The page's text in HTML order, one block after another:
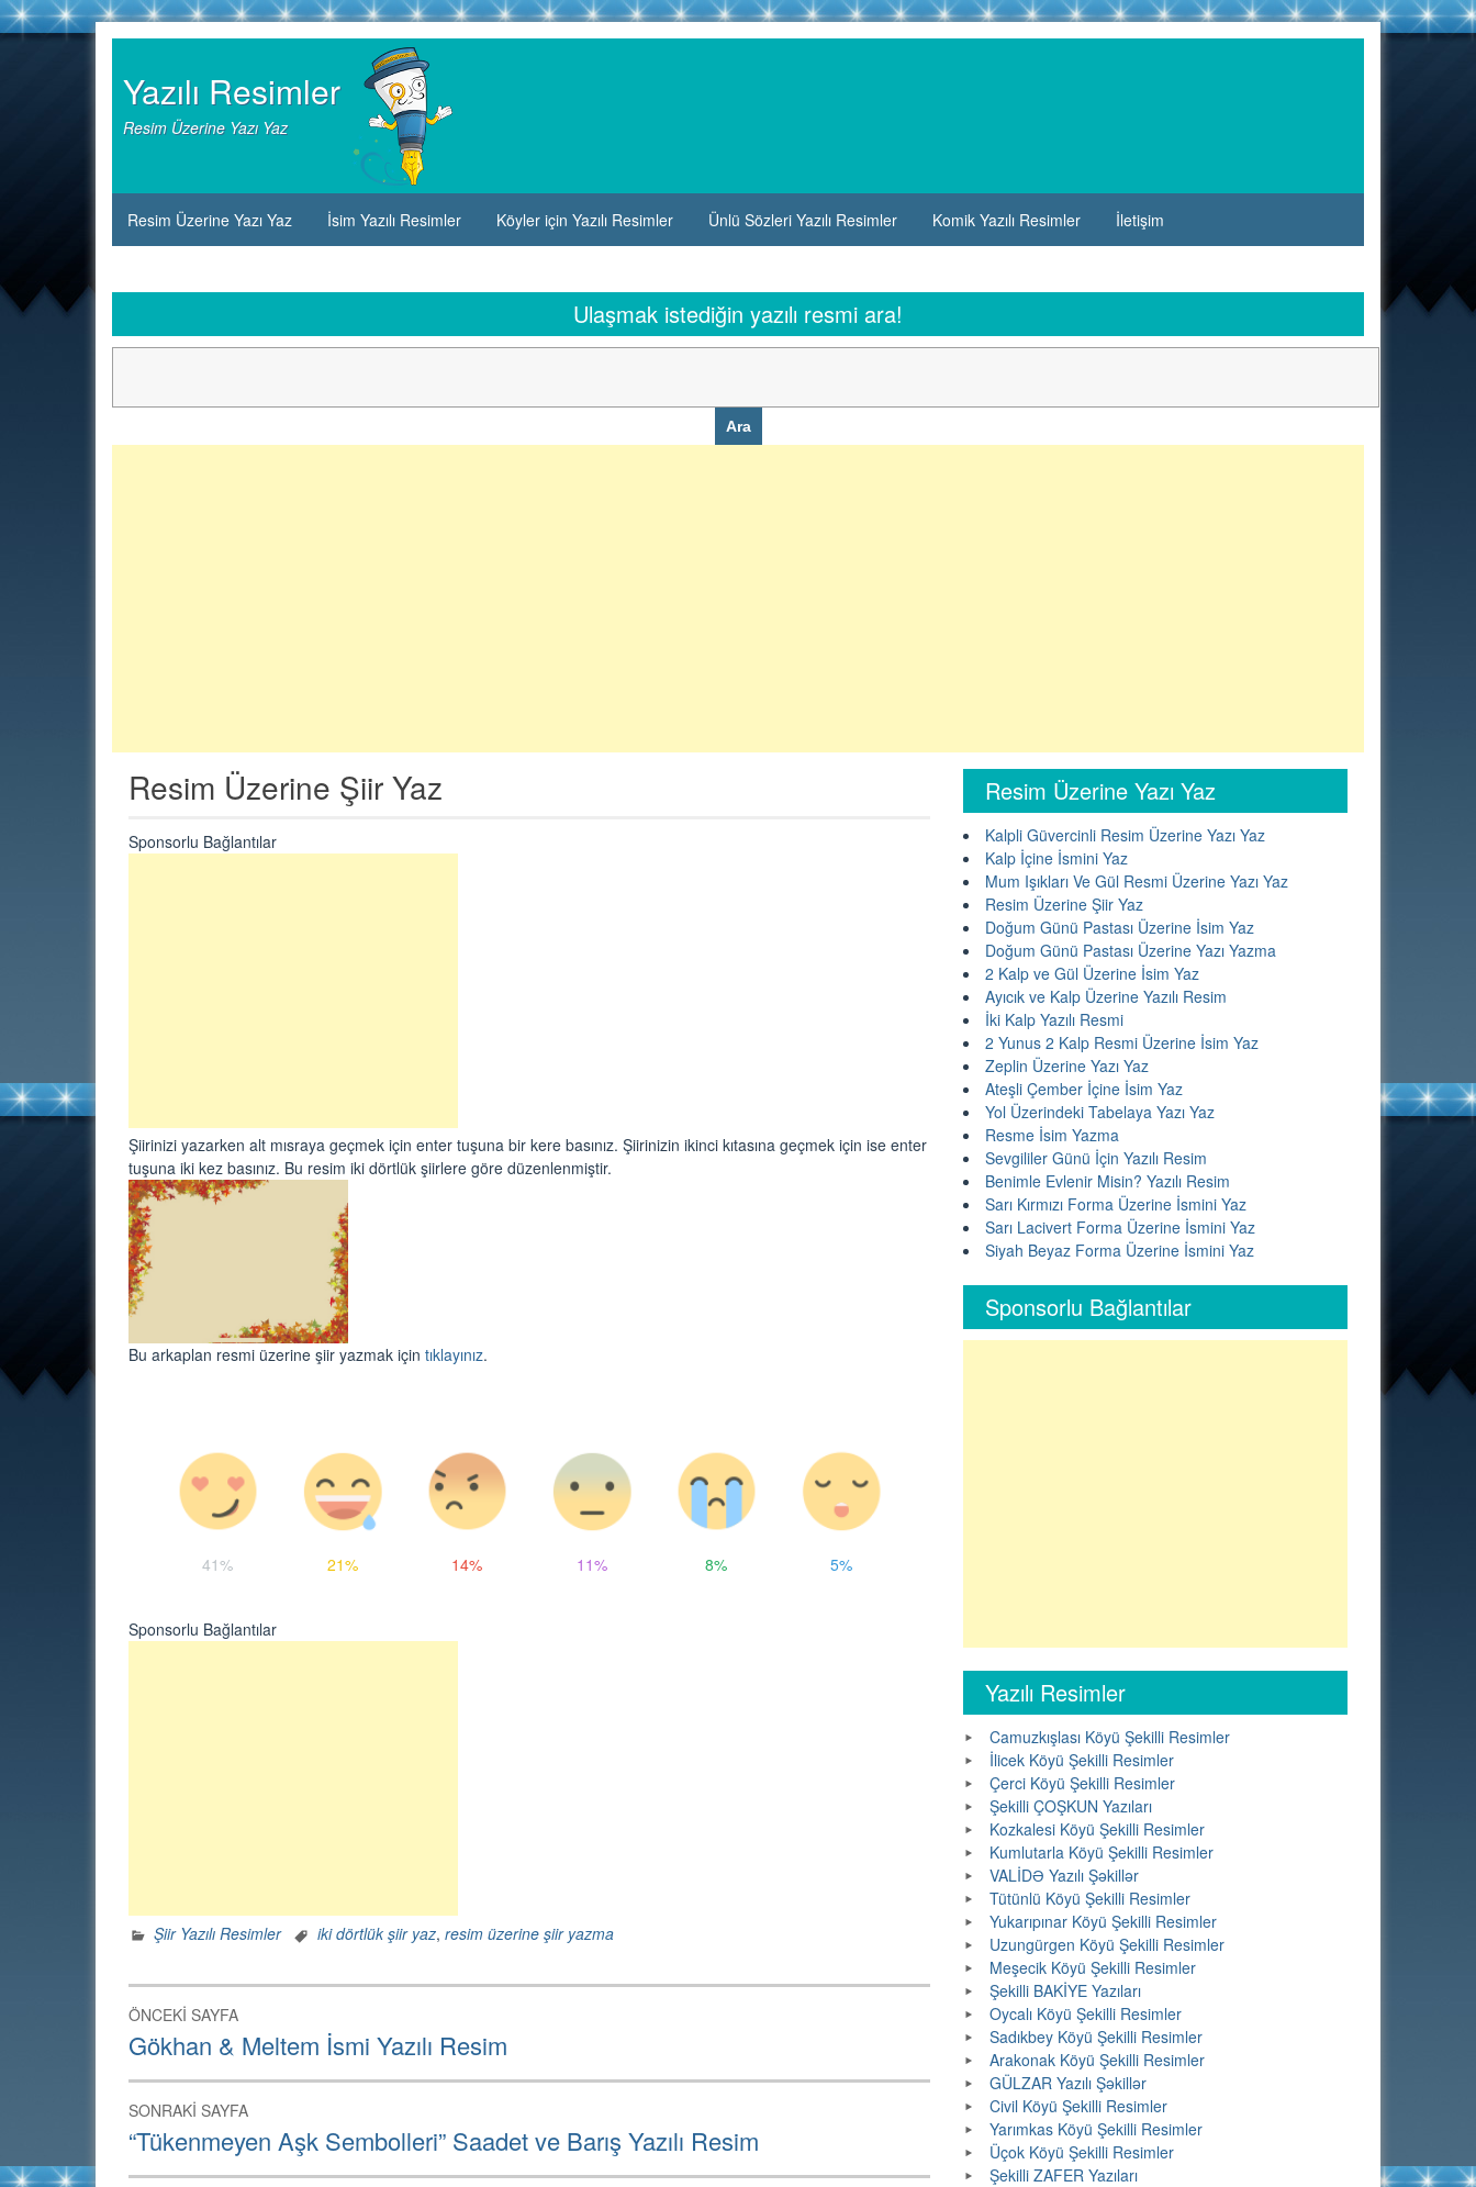
Skip
Yazılı Resimler
Resim Üzerine Yazı Yaz
Resim Üzerine Yazı Yaz İsim Yazılı Resimler Köyler için Yazılı Resimler Ünlü Sözleri Yazılı Resimler Komik Yazılı Resimler İletişim
Ulaşmak istediğin yazılı resmi ara!
Resim Üzerine Şiir Yaz
Sponsorlu Bağlantılar
Şiirinizi yazarken alt mısraya geçmek için enter tuşuna bir kere basınız. Şiirinizin ikinci kıtasına geçmek için ise enter
tuşuna iki kez basınız. Bu resim iki dörtlük şiirlere göre düzenlenmiştir.
Bu arkaplan resmi üzerine şiir yazmak için tıklayınız.
41% 21% 14% 11% 8% 5%
Sponsorlu Bağlantılar
Şiir Yazılı Resimler iki dörtlük şiir yaz, resim üzerine şiir yazma
Yazı
dolaşımı
ÖNCEKI SAYFA
Önceki
Sayfa:
Gökhan & Meltem İsmi Yazılı Resim
SONRAKI SAYFA
Sonraki
Sayfa:
“Tükenmeyen Aşk Sembolleri” Saadet ve Barış Yazılı Resim
Resim Üzerine Yazı Yaz
Kalpli Güvercinli Resim Üzerine Yazı Yaz
Kalp İçine İsmini Yaz
Mum Işıkları Ve Gül Resmi Üzerine Yazı Yaz
Resim Üzerine Şiir Yaz
Doğum Günü Pastası Üzerine İsim Yaz
Doğum Günü Pastası Üzerine Yazı Yazma
2 Kalp ve Gül Üzerine İsim Yaz
Ayıcık ve Kalp Üzerine Yazılı Resim
İki Kalp Yazılı Resmi
2 Yunus 2 Kalp Resmi Üzerine İsim Yaz
Zeplin Üzerine Yazı Yaz
Ateşli Çember İçine İsim Yaz
Yol Üzerindeki Tabelaya Yazı Yaz
Resme İsim Yazma
Sevgililer Günü İçin Yazılı Resim
Benimle Evlenir Misin? Yazılı Resim
Sarı Kırmızı Forma Üzerine İsmini Yaz
Sarı Lacivert Forma Üzerine İsmini Yaz
Siyah Beyaz Forma Üzerine İsmini Yaz
Sponsorlu Bağlantılar
Yazılı Resimler
Camuzkışlası Köyü Şekilli Resimler
İlicek Köyü Şekilli Resimler
Çerci Köyü Şekilli Resimler
Şekilli ÇOŞKUN Yazıları
Kozkalesi Köyü Şekilli Resimler
Kumlutarla Köyü Şekilli Resimler
VALİDƏ Yazılı Şəkillər
Tütünlü Köyü Şekilli Resimler
Yukarıpınar Köyü Şekilli Resimler
Uzungürgen Köyü Şekilli Resimler
Meşecik Köyü Şekilli Resimler
Şekilli BAKİYE Yazıları
Oycalı Köyü Şekilli Resimler
Sadıkbey Köyü Şekilli Resimler
Arakonak Köyü Şekilli Resimler
GÜLZAR Yazılı Şəkillər
Civil Köyü Şekilli Resimler
Yarımkas Köyü Şekilli Resimler
Üçok Köyü Şekilli Resimler
Şekilli ZAFER Yazıları